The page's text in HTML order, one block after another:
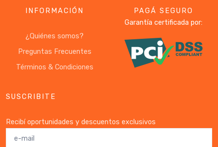
INFORMACIÓN
¿Quiénes somos?
Preguntas Frecuentes
Términos & Condiciones
PAGÁ SEGURO
Garantía certificada por:
SUSCRIBITE
Recibí oportunidades y descuentos exclusivos